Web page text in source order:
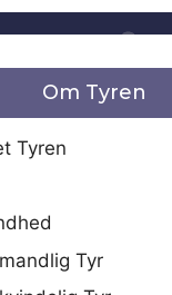
Om Tyren
Tyren
Tyr